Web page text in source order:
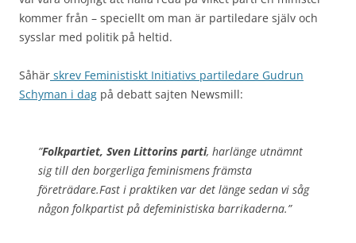
kommer från – speciellt om man är partiledare själv och
sysslar med politik på heltid.
Såhär skrev Feministiskt Initiativs partiledare Gudrun
Schyman i dag på debatt sajten Newsmill:
”Folkpartiet, Sven Littorins parti, harlänge utnämnt
sig till den borgerliga feminismens främsta
företrädare.Fast i praktiken var det länge sedan vi såg
någon folkpartist på defeministiska barrikaderna.”